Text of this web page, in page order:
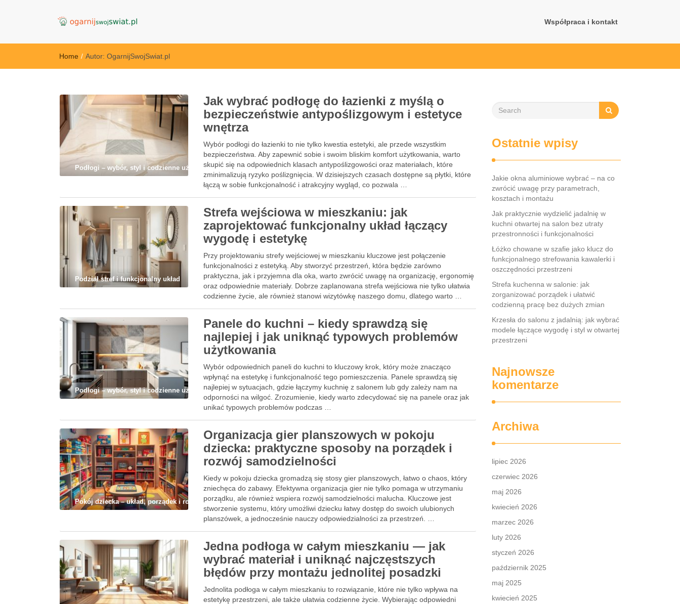
Współpraca i kontakt
Home / Autor: OgarnijSwojSwiat.pl
Podłogi – wybór, styl i codzienne użytkowanie
Jak wybrać podłogę do łazienki z myślą o
bezpieczeństwie antypoślizgowym i estetyce
wnętrza
Wybór podłogi do łazienki to nie tylko kwestia estetyki, ale przede wszystkim
bezpieczeństwa. Aby zapewnić sobie i swoim bliskim komfort użytkowania, warto
skupić się na odpowiednich klasach antypoślizgowości oraz materiałach, które
zminimalizują ryzyko poślizgnięcia. W dzisiejszych czasach dostępne są płytki, które
łączą w sobie funkcjonalność i atrakcyjny wygląd, co pozwala …
Podział stref i funkcjonalny układ
Strefa wejściowa w mieszkaniu: jak
zaprojektować funkcjonalny układ łączący
wygodę i estetykę
Przy projektowaniu strefy wejściowej w mieszkaniu kluczowe jest połączenie
funkcjonalności z estetyką. Aby stworzyć przestrzeń, która będzie zarówno
praktyczna, jak i przyjemna dla oka, warto zwrócić uwagę na organizację, ergonomię
oraz odpowiednie materiały. Dobrze zaplanowana strefa wejściowa nie tylko ułatwia
codzienne życie, ale również stanowi wizytówkę naszego domu, dlatego warto …
Podłogi – wybór, styl i codzienne użytkowanie
Panele do kuchni – kiedy sprawdzą się
najlepiej i jak uniknąć typowych problemów
użytkowania
Wybór odpowiednich paneli do kuchni to kluczowy krok, który może znacząco
wpłynąć na estetykę i funkcjonalność tego pomieszczenia. Panele sprawdzą się
najlepiej w sytuacjach, gdzie łączymy kuchnię z salonem lub gdy zależy nam na
odporności na wilgoć. Zrozumienie, kiedy warto zdecydować się na panele oraz jak
unikać typowych problemów podczas …
Pokój dziecka – układ, porządek i rozwój
Organizacja gier planszowych w pokoju
dziecka: praktyczne sposoby na porządek i
rozwój samodzielności
Kiedy w pokoju dziecka gromadzą się stosy gier planszowych, łatwo o chaos, który
zniechęca do zabawy. Efektywna organizacja gier nie tylko pomaga w utrzymaniu
porządku, ale również wspiera rozwój samodzielności malucha. Kluczowe jest
stworzenie systemu, który umożliwi dziecku łatwy dostęp do swoich ulubionych
planszówek, a jednocześnie nauczy odpowiedzialności za przestrzeń. …
Jedna podłoga w całym mieszkaniu — jak
wybrać materiał i uniknąć najczęstszych
błędów przy montażu jednolitej posadzki
Jednolita podłoga w całym mieszkaniu to rozwiązanie, które nie tylko wpływa na
estetykę przestrzeni, ale także ułatwia codzienne życie. Wybierając odpowiedni
Ostatnie wpisy
Jakie okna aluminiowe wybrać – na co
zwrócić uwagę przy parametrach,
kosztach i montażu
Jak praktycznie wydzielić jadalnię w
kuchni otwartej na salon bez utraty
przestronności i funkcjonalności
Łóżko chowane w szafie jako klucz do
funkcjonalnego strefowania kawalerki i
oszczędności przestrzeni
Strefa kuchenna w salonie: jak
zorganizować porządek i ułatwić
codzienną pracę bez dużych zmian
Krzesła do salonu z jadalnią: jak wybrać
modele łączące wygodę i styl w otwartej
przestrzeni
Najnowsze
komentarze
Archiwa
lipiec 2026
czerwiec 2026
maj 2026
kwiecień 2026
marzec 2026
luty 2026
styczeń 2026
październik 2025
maj 2025
kwiecień 2025